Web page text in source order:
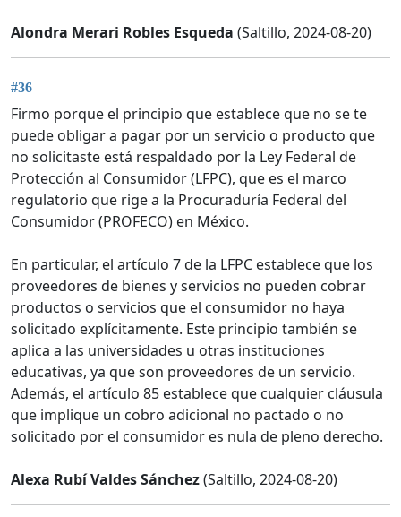
Alondra Merari Robles Esqueda (Saltillo, 2024-08-20)
#36
Firmo porque el principio que establece que no se te
puede obligar a pagar por un servicio o producto que
no solicitaste está respaldado por la Ley Federal de
Protección al Consumidor (LFPC), que es el marco
regulatorio que rige a la Procuraduría Federal del
Consumidor (PROFECO) en México.
En particular, el artículo 7 de la LFPC establece que los
proveedores de bienes y servicios no pueden cobrar
productos o servicios que el consumidor no haya
solicitado explícitamente. Este principio también se
aplica a las universidades u otras instituciones
educativas, ya que son proveedores de un servicio.
Además, el artículo 85 establece que cualquier cláusula
que implique un cobro adicional no pactado o no
solicitado por el consumidor es nula de pleno derecho.
Alexa Rubí Valdes Sánchez(Saltillo, 2024-08-20)